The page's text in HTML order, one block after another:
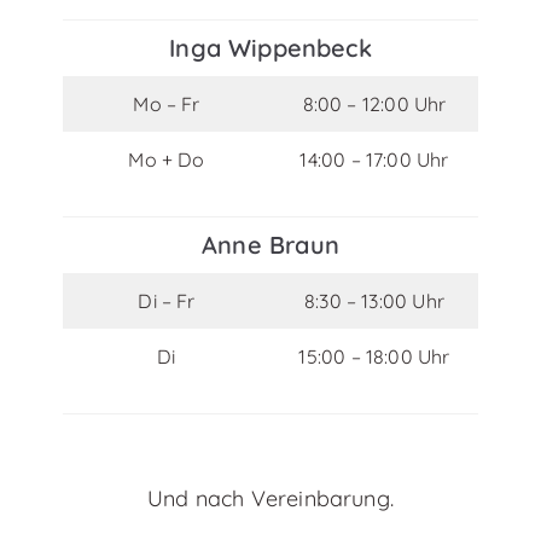
Inga Wippenbeck
Mo – Fr 8:00 – 12:00 Uhr
Mo + Do 14:00 – 17:00 Uhr
Anne Braun
Di – Fr 8:30 – 13:00 Uhr
Di 15:00 – 18:00 Uhr
Und nach Vereinbarung.